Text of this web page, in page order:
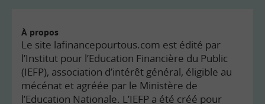
À propos
Le site lafinancepourtous.com est édité par
l’Institut pour l’Education Financière du Public
(IEFP), association d’intérêt général, éligible au
mécénat et agréée par le Ministère de
l’Education Nationale. L’IEFP a été créé pour